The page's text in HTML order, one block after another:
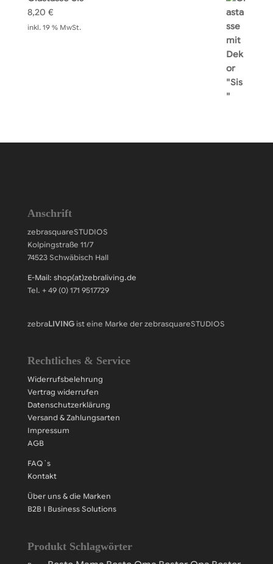
8,20 €
inkl. 19 % MwSt.
Anschrift
zebrasquareSTUDIOS
Kolpingstraße 11/7
74523 Schwäbisch Hall
E-Mail: shop(at)zebraliving.de
Tel. + 49 (0) 171 9517729
zebraLIVINGist eine Marke der zebrasquareSTUDIOS
Rechtliches & Service
Widerrufsbelehrung
Vertrag widerrufen
Datenschutzerklärung
Versand & Zahlungsarten
Impressum
AGB
FAQ`s
Kontakt
Über uns & die Marken
B2B I Business Solutions
Produkt Schlagwörter